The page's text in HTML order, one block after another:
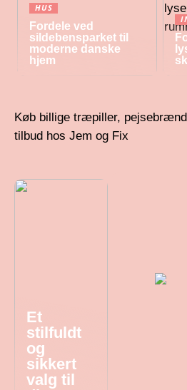
HUS
Fordele ved
sildebensparket til
moderne danske
hjem
Køb billige træpiller,
tilbud hos Jem og Fix
Et
stilfuldt
og
sikkert
valg til